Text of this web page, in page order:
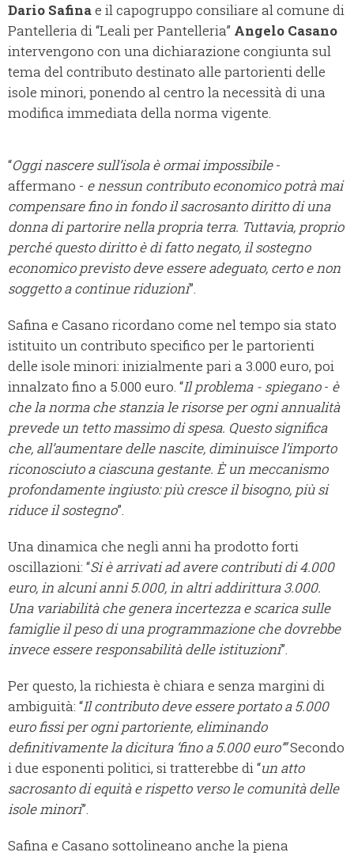
Dario Safinae il capogruppo consiliare al comune di
Pantelleria di “Leali per Pantelleria” Angelo Casano
intervengono con una dichiarazione congiunta sul
tema del contributo destinato alle partorienti delle
isole minori, ponendo al centro la necessità di una
modifica immediata della norma vigente.
“Oggi nascere sull’isola è ormai impossibile-
affermano - e nessun contributo economico potrà mai
compensare fino in fondo il sacrosanto diritto di una
donna di partorire nella propria terra. Tuttavia, proprio
perché questo diritto è di fatto negato, il sostegno
economico previsto deve essere adeguato, certo e non
soggetto a continue riduzioni”.
Safina e Casano ricordano come nel tempo sia stato
istituito un contributo specifico per le partorienti
delle isole minori: inizialmente pari a 3.000 euro, poi
innalzato fino a 5.000 euro. “Il problema - spiegano- è
che la norma che stanzia le risorse per ogni annualità
prevede un tetto massimo di spesa. Questo significa
che, all’aumentare delle nascite, diminuisce l’importo
riconosciuto a ciascuna gestante. È un meccanismo
profondamente ingiusto: più cresce il bisogno, più si
riduce il sostegno”.
Una dinamica che negli anni ha prodotto forti
oscillazioni: “Si è arrivati ad avere contributi di 4.000
euro, in alcuni anni 5.000, in altri addirittura 3.000.
Una variabilità che genera incertezza e scarica sulle
famiglie il peso di una programmazione che dovrebbe
invece essere responsabilità delle istituzioni”.
Per questo, la richiesta è chiara e senza margini di
ambiguità: “Il contributo deve essere portato a 5.000
euro fissi per ogni partoriente, eliminando
definitivamente la dicitura ‘fino a 5.000 euro’”Secondo
i due esponenti politici, si tratterebbe di “un atto
sacrosanto di equità e rispetto verso le comunità delle
isole minori”.
Safina e Casano sottolineano anche la piena